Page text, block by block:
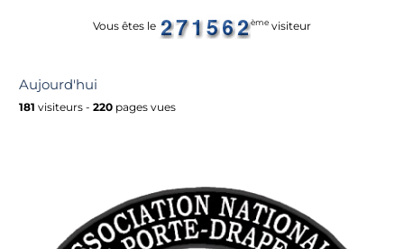
Vous êtes le ème visiteur
Aujourd'hui
181 visiteurs - 220 pages vues